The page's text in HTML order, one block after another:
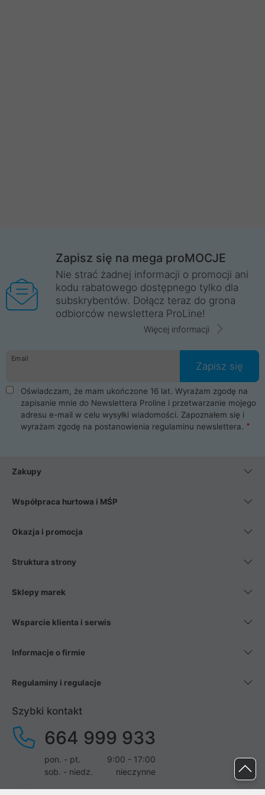
Zapisz się na mega proMOCJE
Nie strać żadnej informacji o promocji ani
kodu rabatowego dostępnego tylko dla
subskrybentów. Dołącz teraz do grona
odbiorców newslettera ProLine!
Więcej informacji
Email
Zapisz się
Oświadczam, że mam ukończone 16 lat. Wyrażam zgodę na
zapisanie mnie do Newslettera Proline i przetwarzanie mojego
adresu e-mail w celu wysyłki wiadomości. Zapoznałem się i
wyrażam zgodę na postanowienia regulaminu newslettera.
Zakupy
Współpraca hurtowa i MŚP
Okazja i promocja
Struktura strony
Sklepy marek
Wsparcie klienta i serwis
Informacje o firmie
Regulaminy i regulacje
Szybki kontakt
664 999 933
pon. - pt.
9:00 - 17:00
sob. - niedz.
nieczynne